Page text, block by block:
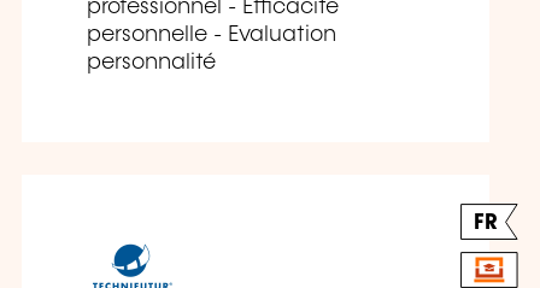
professionnel - Efficacité
personnelle - Evaluation
personnalité
FR